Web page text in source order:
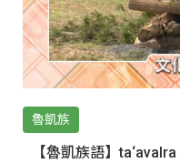
魯凱族
【魯凱族語】